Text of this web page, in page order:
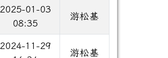
2025-01-03
08:35
游松基
2024-11-29
游松基